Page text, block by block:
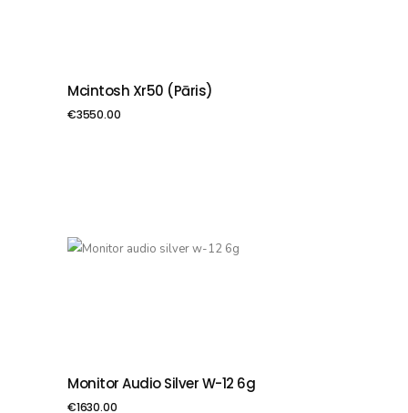
PIEVIENOT GROZAM
Mcintosh Xr50 (pāris)
€3550.00
PIEVIENOT GROZAM
Monitor Audio Silver W-12 6g
€1630.00